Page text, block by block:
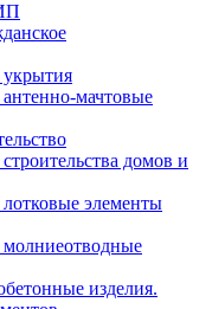
мачтовые
домов и
элементы
изделия.